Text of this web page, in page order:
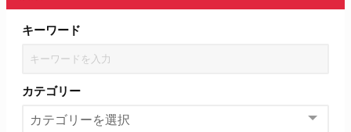
キーワード
カテゴリー